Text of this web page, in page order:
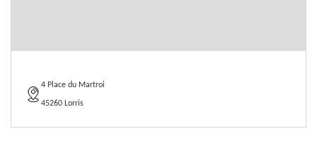
4 Place du Martroi
45260 Lorris